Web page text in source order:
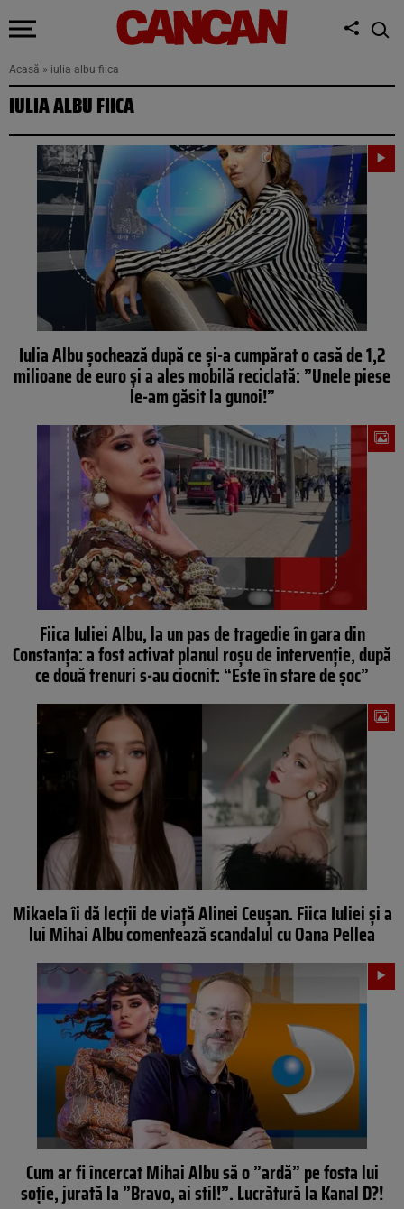
Acasă » iulia albu fiica
IULIA ALBU FIICA
Iulia Albu șochează după ce și-a cumpărat o casă de 1,2
milioane de euro și a ales mobilă reciclată: ”Unele piese
le-am găsit la gunoi!”
Fiica Iuliei Albu, la un pas de tragedie în gara din
Constanţa: a fost activat planul roşu de intervenție, după
ce două trenuri s-au ciocnit: “Este în stare de şoc”
Mikaela îi dă lecții de viață Alinei Ceușan. Fiica Iuliei și a
lui Mihai Albu comentează scandalul cu Oana Pellea
Cum ar fi încercat Mihai Albu să o ”ardă” pe fosta lui
soție, jurată la ”Bravo, ai stil!”. Lucrătură la Kanal D?!